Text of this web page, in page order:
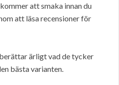
att smaka innan du
att läsa recensioner för
ärligt vad de tycker
bästa varianten.